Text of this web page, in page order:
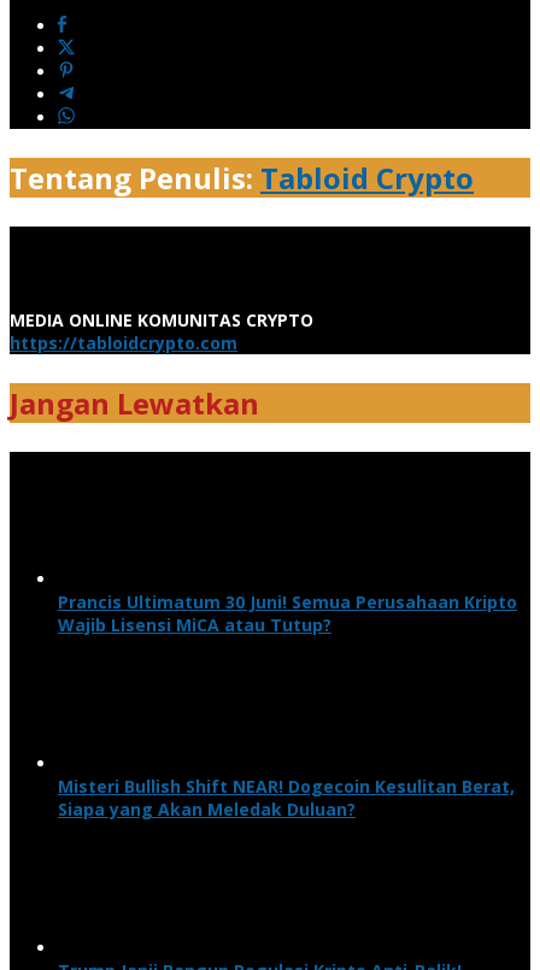
Tentang Penulis: Tabloid Crypto
MEDIA ONLINE KOMUNITAS CRYPTO
https://tabloidcrypto.com
Jangan Lewatkan
Prancis Ultimatum 30 Juni! Semua Perusahaan Kripto
Wajib Lisensi MiCA atau Tutup?
Misteri Bullish Shift NEAR! Dogecoin Kesulitan Berat,
Siapa yang Akan Meledak Duluan?